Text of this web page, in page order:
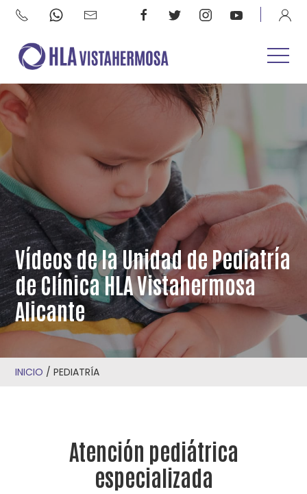
Vídeos de la Unidad de Pediatría
de Clínica HLA Vistahermosa
Alicante
INICIO /PEDIATRÍA
Atención pediátrica
especializada